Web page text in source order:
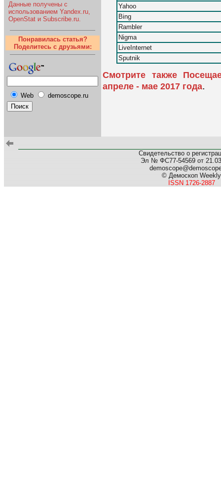
Данные получены с
использованием Yandex.ru,
OpenStat и Subscribe.ru.
Понравилась статья?
Поделитесь с друзьями:
Web demoscope.ru
Yahoo
Bing
Rambler
Nigma
LiveInternet
Sputnik
Смотрите также
апреле - мае 2017 года.
Свидетельство о
Эл № ФС77-54569 от
© Демоскоп Weekly
ISSN 1726-2887